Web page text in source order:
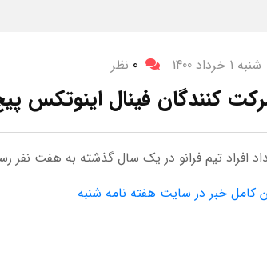
شنبه 1 خرداد 1400 0 نظر
کنندگان فینال اینوتکس
افراد تیم فرانو در یک سال گذشته به هفت نفر
کامل خبر در سایت هفته نامه شنبه